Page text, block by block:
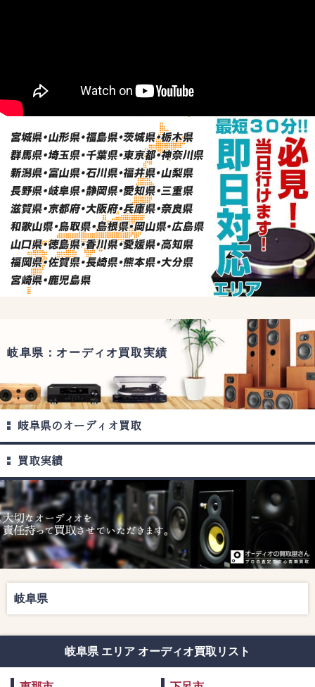
岐阜県：オーディオ買取実績
岐阜県のオーディオ買取
買取実績
岐阜県
岐阜県 エリア オーディオ買取リスト